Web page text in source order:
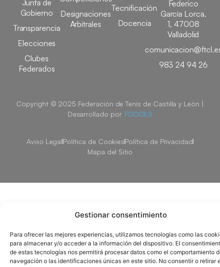
Gestionar consentimiento
Para ofrecer las mejores experiencias, utilizamos tecnologías como las
para almacenar y/o acceder a la información del dispositivo. El
de estas tecnologías nos permitirá procesar datos como el comportamiento
navegación o las identificaciones únicas en este sitio. No consentir o retirar
Junta de
Gobierno
Transparencia
Elecciones
Clubes
Federados
Designaciones
Arbitrales
Tecnificación
Docencia
Federico
García Lorca,
1, 47008
Valladolid
983 24 94 26
Copyright © 2025 Federación de Tenis de Castilla y León |
Desarrollado por TOOOLS
Aviso LegalPolítica de CookiesPolítica de Privacidad
Mapa del Sitio